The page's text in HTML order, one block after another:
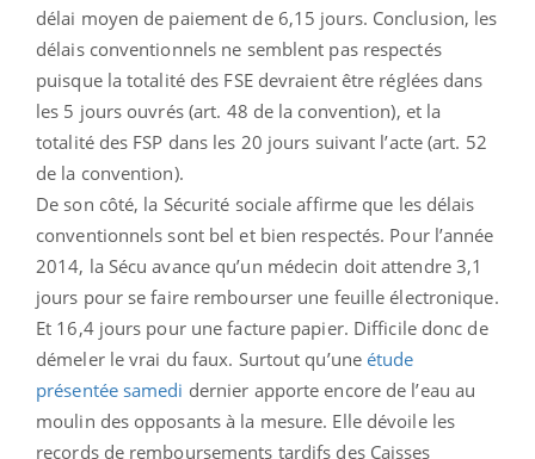
délai moyen de paiement de 6,15 jours. Conclusion, les
délais conventionnels ne semblent pas respectés
puisque la totalité des FSE devraient être réglées dans
les 5 jours ouvrés (art. 48 de la convention), et la
totalité des FSP dans les 20 jours suivant l’acte (art. 52
de la convention).
De son côté, la Sécurité sociale affirme que les délais
conventionnels sont bel et bien respectés. Pour l’année
2014, la Sécu avance qu’un médecin doit attendre 3,1
jours pour se faire rembourser une feuille électronique.
Et 16,4 jours pour une facture papier. Difficile donc de
démeler le vrai du faux. Surtout qu’uneétude
présentée samedi dernier apporte encore de l’eau au
moulin des opposants à la mesure. Elle dévoile les
records de remboursements tardifs des Caisses